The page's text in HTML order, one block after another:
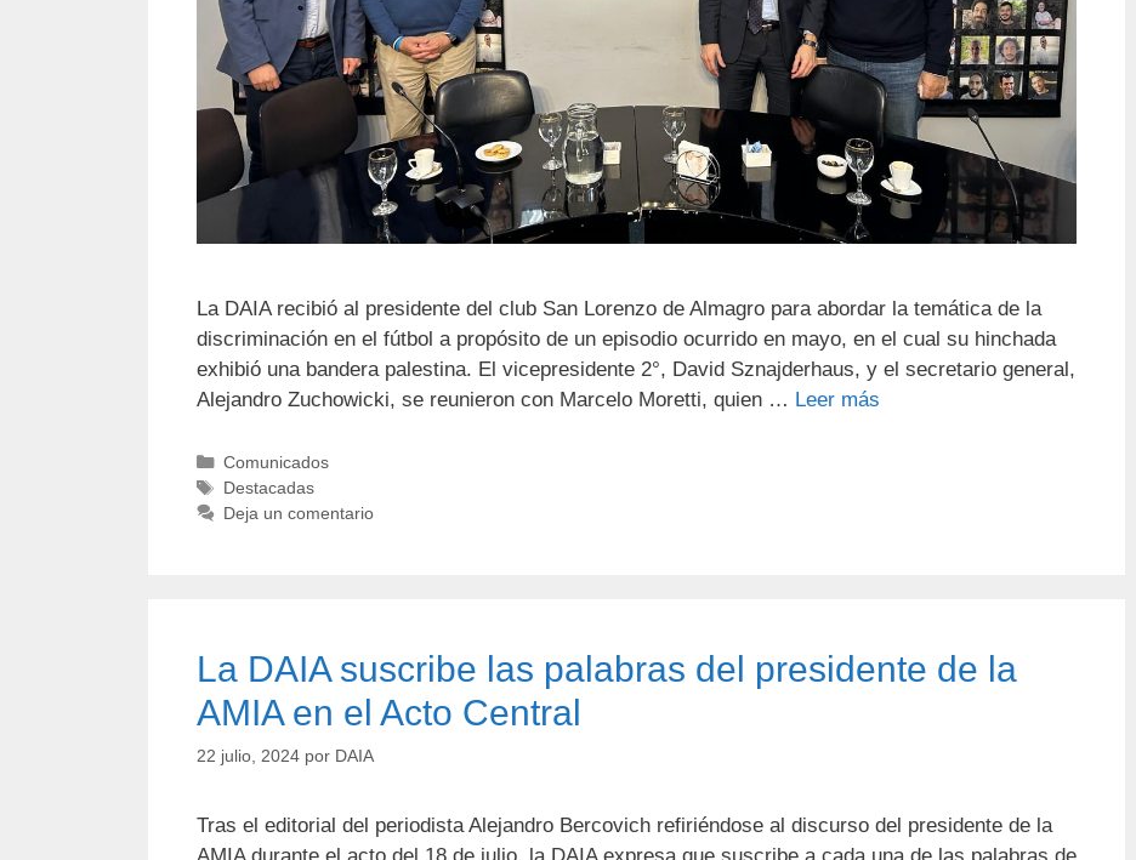
La DAIA recibió al presidente del club San Lorenzo de Almagro para abordar la temática de la
discriminación en el fútbol a propósito de un episodio ocurrido en mayo, en el cual su hinchada
exhibió una bandera palestina. El vicepresidente 2°, David Sznajderhaus, y el secretario general,
Alejandro Zuchowicki, se reunieron con Marcelo Moretti, quien … Leer más
Comunicados
Destacadas
Deja un comentario
La DAIA suscribe las palabras del presidente de la
AMIA en el Acto Central
22 julio, 2024 por DAIA
Tras el editorial del periodista Alejandro Bercovich refiriéndose al discurso del presidente de la